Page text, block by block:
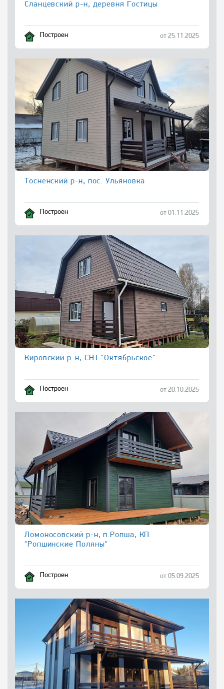
Сланцевский р-н, деревня Гостицы
Построен от 25.11.2025
Тосненский р-н, пос. Ульяновка
Построен от 01.11.2025
Кировский р-н, СНТ "Октябрьское"
Построен от 20.10.2025
Ломоносовский р-н, п.Ропша, КП
"Ропшинские Поляны"
Построен от 05.09.2025